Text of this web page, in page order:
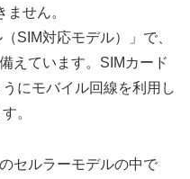
せん。
SIM対応モデル）」で、
えています。SIMカード
にモバイル回線を利用し
。
セルラーモデルの中で